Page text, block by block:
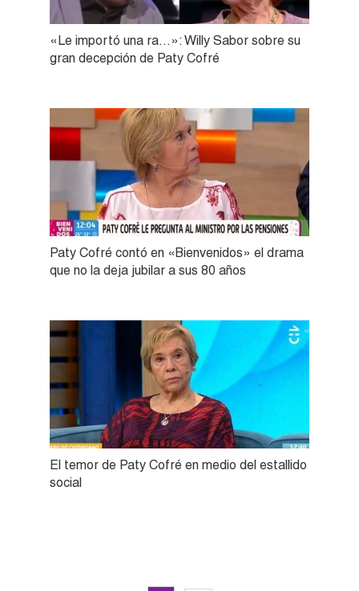
«Le importó una ra…»: Willy Sabor sobre su
gran decepción de Paty Cofré
Paty Cofré contó en «Bienvenidos» el drama
que no la deja jubilar a sus 80 años
El temor de Paty Cofré en medio del estallido
social